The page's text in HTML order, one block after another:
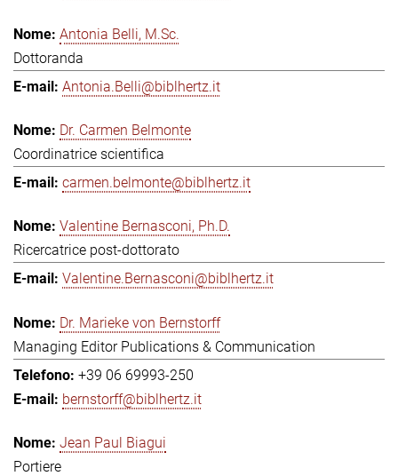
Antonia Belli, M.Sc.
Dottoranda
Antonia.Belli@biblhertz.it
Dr. Carmen Belmonte
Coordinatrice scientifica
carmen.belmonte@biblhertz.it
Valentine Bernasconi, Ph.D.
Ricercatrice post-dottorato
Valentine.Bernasconi@biblhertz.it
Dr. Marieke von Bernstorff
Managing Editor Publications & Communication
+39 06 69993-250
bernstorff@biblhertz.it
Jean Paul Biagui
Portiere